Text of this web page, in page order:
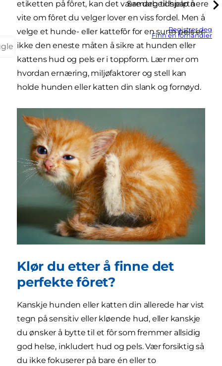
Samarbeidspartnere
Registrer deg
Finn en forhandler
etiketten på fôret, kan det være deg til hjelp å
vite om fôret du velger lover en viss fordel. Men å
velge et hunde- eller kattefôr for en sunn pels er
ikke den eneste måten å sikre at hunden eller
kattens hud og pels er i toppform. Lær mer om
hvordan ernæring, miljøfaktorer og stell kan
holde hunden eller katten din slank og fornøyd.
Klør du etter å finne det
perfekte fôret?
Kanskje hunden eller katten din allerede har vist
tegn på sensitiv eller kløende hud, eller kanskje
du ønsker å bytte til et fôr som fremmer allsidig
god helse, inkludert hud og pels. Vær forsiktig så
du ikke fokuserer på bare én eller to